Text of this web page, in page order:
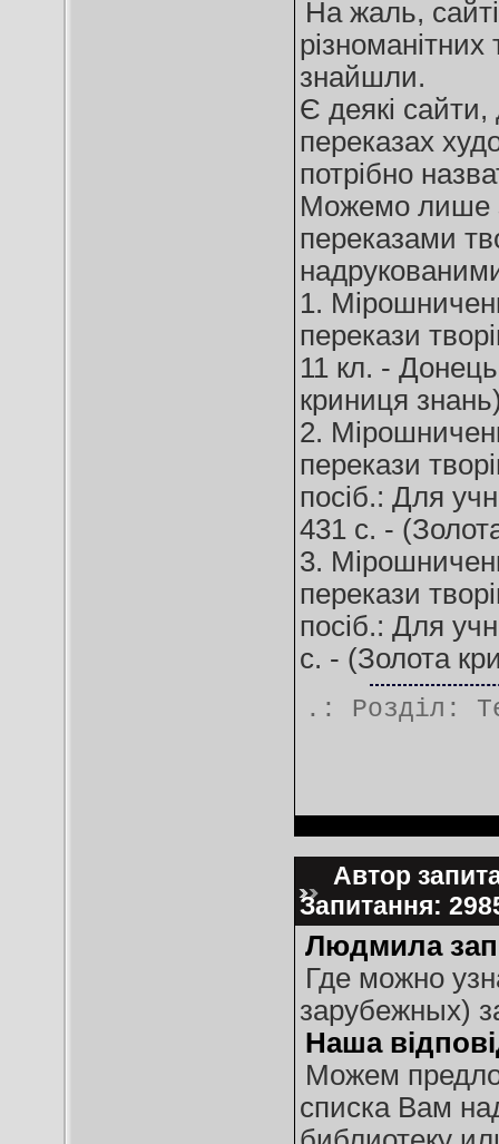
На жаль,
знайшли.
Є деякі сайти,
переказах
потрібно
Можемо лише
переказами
1.
перекази
11 кл. -
криниця
2.
перекази
посіб.: Для
431 с. -
3.
перекази
посіб.: Для
с. - (Золота
.: Розділ:
Автор
Запитання:
Людмила
Где можно
зарубежных)
Наша
Можем
списка Вам